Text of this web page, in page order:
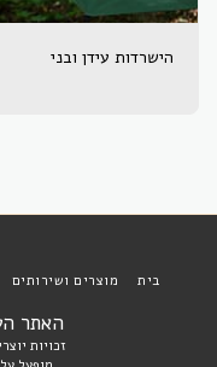
הישרדות עידן ובני
האתר
זכויות יוצרים © 2026 כל
בית מוצרים ושירותים